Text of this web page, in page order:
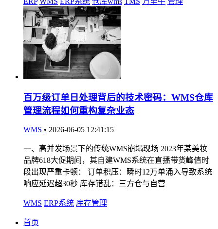
百万级订单日处理背后的技术密码：WMS仓库
管理流程如何重构复杂业态
WMS • 2026-06-05 12:41:15
一、高并发场景下的传统WMS崩塌现场 2023年某美妆
品牌618大促期间，其自建WMS系统在直播带货峰值时
段出现严重卡顿： 订单积压：瞬时12万单涌入导致系统
响应延迟超30秒 库存错乱：三方仓与自营
WMS ERP系统 库存管理
首页